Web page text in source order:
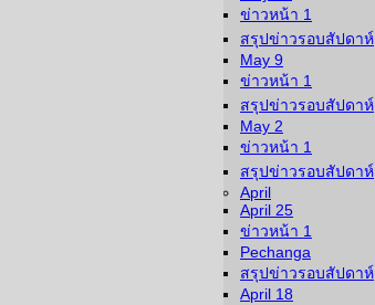
ข่าวหน้า 1
สรุปข่าวรอบสัปดาห์
May 9
ข่าวหน้า 1
สรุปข่าวรอบสัปดาห์
May 2
ข่าวหน้า 1
สรุปข่าวรอบสัปดาห์
April
April 25
ข่าวหน้า 1
Pechanga
สรุปข่าวรอบสัปดาห์
April 18